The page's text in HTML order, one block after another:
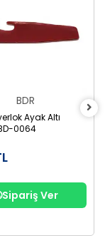
BDR
Ayak Altı
0064
Sipariş Ver